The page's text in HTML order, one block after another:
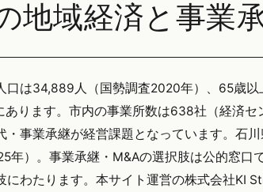
地域経済と事業
口は34,889人（国勢調査2020年）、65歳
あります。市内の事業所数は638社（経済
事業承継が経営課題となっています。石
年）。事業承継・M&Aの選択肢は公的窓
にわたります。本サイト運営の株式会社KI